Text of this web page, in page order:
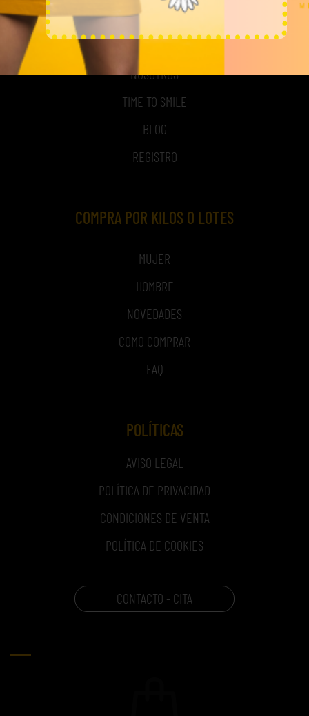
MI CUENTA
ACCESO A MI CUENTA
NOSOTROS
TIME TO SMILE
BLOG
REGISTRO
COMPRA POR KILOS O LOTES
MUJER
HOMBRE
NOVEDADES
COMO COMPRAR
FAQ
POLÍTICAS
AVISO LEGAL
POLÍTICA DE PRIVACIDAD
CONDICIONES DE VENTA
POLÍTICA DE COOKIES
CONTACTO - CITA